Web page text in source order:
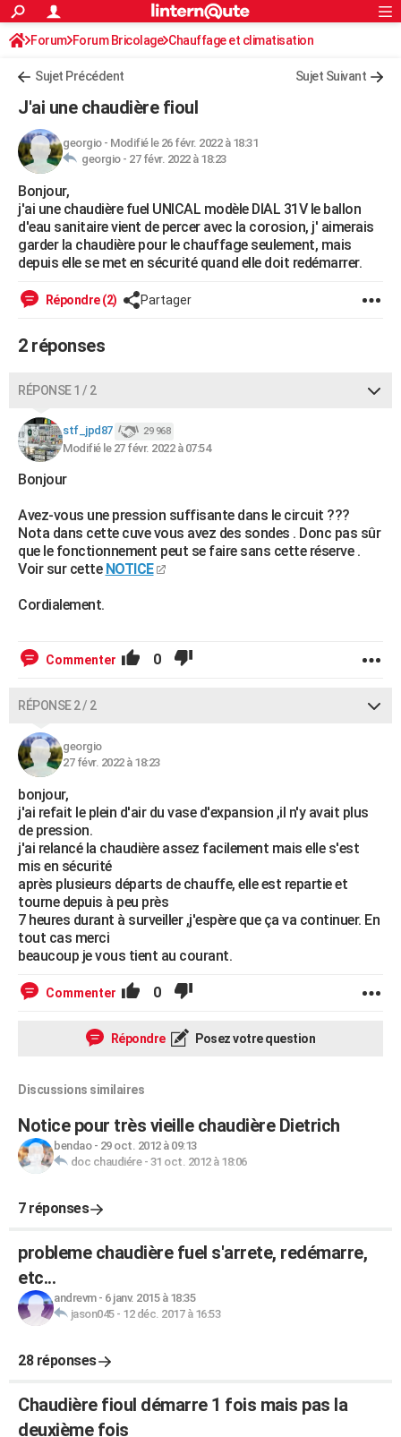
ACTUALITÉS
Politique
Société
Faits Divers
Education
Monde
Villes
+
FINANCE
Retraite
Impôts
Epargne
Immobilier
Risques naturels par ville
Banque
Assurance
Crédit
AUTO
Essais
Réserver un essai
Citadines
Berlines
SUV
Forum auto
+HIGH-TECH
Mobiles
Meilleur smartphone
Internet
Ordinateurs
Jeux vidéo
Guide high-tech
+BRICOLAGE
Forum
Aménagement intérieur
Extérieur
Cuisine
Salle de bains
Jardinage
Rangement
Guides de France
Escapades
Patrimoine
Expositions
Musées
Week-end nature
Art de vivre
Bien-être
Loisirs
Mode
Modes de vie
SANTE
Alimentation
Guide de la santé
Maladies
Médicaments
Sommeil
VOYAGE
Destinations
City break
Voyage nature
Voyage de noces
Forum
Climat
PHOTO
GUIDES D'ACHAT
CARTE DE VOEUX
Carte de Noël
Carte Bonne année
Carte Saint-Valentin
Carte Pâques
Carte d'anniversaire
DICTIONNAIRE
Dictionnaire
Biographies
Citations
Expressions
Proverbes
PROGRAMME TV
FORUM
Bricolage
Lifestyle
Culture
Sport
Auto
Television
Voyage
Cinema
Rechercher
S'inscrire
Connexion
Forum Forum Bricolage Chauffage et climatisation
Chauffage Fuel / Gaz / Pétrole
Sujet Précédent Sujet Suivant
J'ai une chaudière fioul
georgio- Modifié le 26 févr. 2022 à 18:31
georgio - 27 févr. 2022 à 18:23
Bonjour,
j'ai une chaudière fuel UNICAL modèle DIAL 31V le ballon
d'eau sanitaire vient de percer avec la corosion, j' aimerais
garder la chaudière pour le chauffage seulement, mais
depuis elle se met en sécurité quand elle doit redémarrer.
Répondre (2) Partager
2 réponses
RÉPONSE 1 / 2
stf_jpd87 29 968
Modifié le 27 févr. 2022 à 07:54
Bonjour
Avez-vous une pression suffisante dans le circuit ???
Nota dans cette cuve vous avez des sondes . Donc pas sûr
que le fonctionnement peut se faire sans cette réserve .
Voir sur cette NOTICE
Cordialement.
Commenter 0
RÉPONSE 2 / 2
georgio
27 févr. 2022 à 18:23
bonjour,
j'ai refait le plein d'air du vase d'expansion ,il n'y avait plus
de pression.
j'ai relancé la chaudière assez facilement mais elle s'est
mis en sécurité
après plusieurs départs de chauffe, elle est repartie et
tourne depuis à peu près
7 heures durant à surveiller ,j'espère que ça va continuer. En
tout cas merci
beaucoup je vous tient au courant.
Commenter 0
Répondre Posez votre question
Discussions similaires
Notice pour très vieille chaudière Dietrich
bendao- 29 oct. 2012 à 09:13
doc chaudiére- 31 oct. 2012 à 18:06
7 réponses
probleme chaudière fuel s'arrete, redémarre,
etc...
andrevm- 6 janv. 2015 à 18:35
jason045- 12 déc. 2017 à 16:53
28 réponses
Chaudière fioul démarre 1 fois mais pas la
deuxième fois